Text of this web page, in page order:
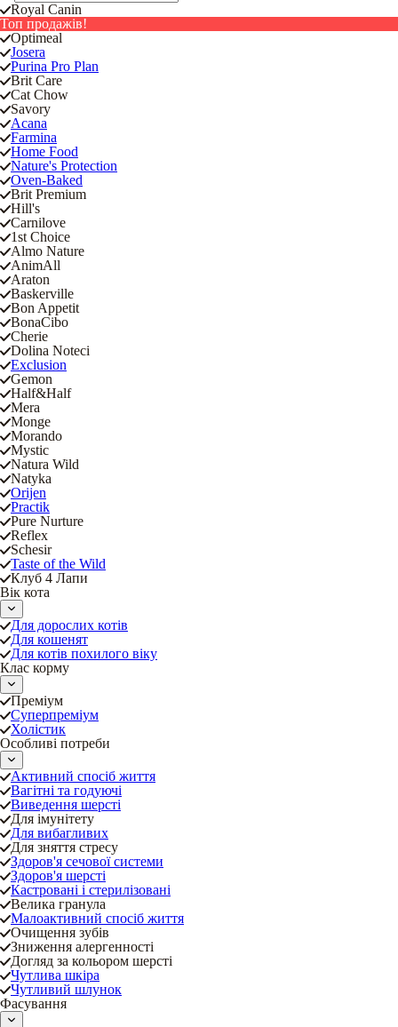
Royal Canin
Топ продажів!
Optimeal
Josera
Purina Pro Plan
Brit Care
Cat Chow
Savory
Acana
Farmina
Home Food
Nature's Protection
Oven-Baked
Brit Premium
Hill's
Carnilove
1st Choice
Almo Nature
AnimAll
Araton
Baskerville
Bon Appetit
BonaCibo
Cherie
Dolina Noteci
Exclusion
Gemon
Half&Half
Mera
Monge
Morando
Mystic
Natura Wild
Natyka
Orijen
Practik
Pure Nurture
Reflex
Schesir
Taste of the Wild
Клуб 4 Лапи
Вік кота
Для дорослих котів
Для кошенят
Для котів похилого віку
Клас корму
Преміум
Суперпреміум
Холістик
Особливі потреби
Активний спосіб життя
Вагітні та годуючі
Виведення шерсті
Для імунітету
Для вибагливих
Для зняття стресу
Здоров'я сечової системи
Здоров'я шерсті
Кастровані і стерилізовані
Велика гранула
Малоактивний спосіб життя
Очищення зубів
Зниження алергенності
Догляд за кольором шерсті
Чутлива шкіра
Чутливий шлунок
Фасування